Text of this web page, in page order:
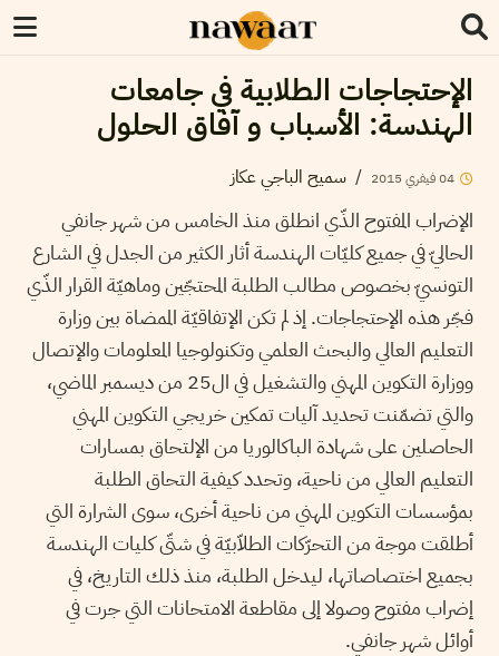
الإحتجاجات الطلابية في جامعات
الهندسة: الأسباب و آفاق الحلول
04فيفري 2015
/ سميح الباجي عكاز
الإضراب المفتوح الذّي انطلق منذ الخامس من شهر جانفي
الحاليّ في جميع كليّات الهندسة أثار الكثير من الجدل في الشارع
التونسيّ بخصوص مطالب الطلبة المحتجّين وماهيّة القرار الذّي
فجّر هذه الإحتجاجات. إذ لم تكن الإتفاقيّة الممضاة بين وزارة
التعليم العالي والبحث العلمي وتكنولوجيا المعلومات والإتصال
ووزارة التكوين المهني والتشغيل في ال25 من ديسمبر الماضي،
والتي تضمّنت تحديد آليات تمكين خريجي التكوين المهني
الحاصلين على شهادة الباكالوريا من الإلتحاق بمسارات
التعليم العالي من ناحية، وتحدد كيفية التحاق الطلبة
بمؤسسات التكوين المهني من ناحية أخرى، سوى الشرارة التي
أطلقت موجة من التحرّكات الطلاّبيّة في شتّى كليات الهندسة
بجميع اختصاصاتها، ليدخل الطلبة، منذ ذلك التاريخ، في
إضراب مفتوح وصولا إلى مقاطعة الامتحانات التي جرت في
أوائل شهر جانفي.